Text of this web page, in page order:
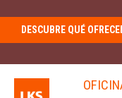
DESCUBRE QUÉ